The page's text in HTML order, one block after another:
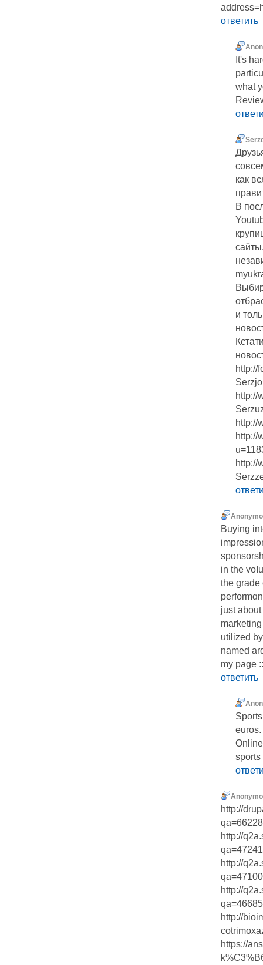
ответить
It's
what
как
В
и
http://
http://
http://
http://
http://
Buying
in the
the grade
just
marketing
utilized
named
my page
ответить
euros.
sports
http://
http://
http://
http://
http://
https://